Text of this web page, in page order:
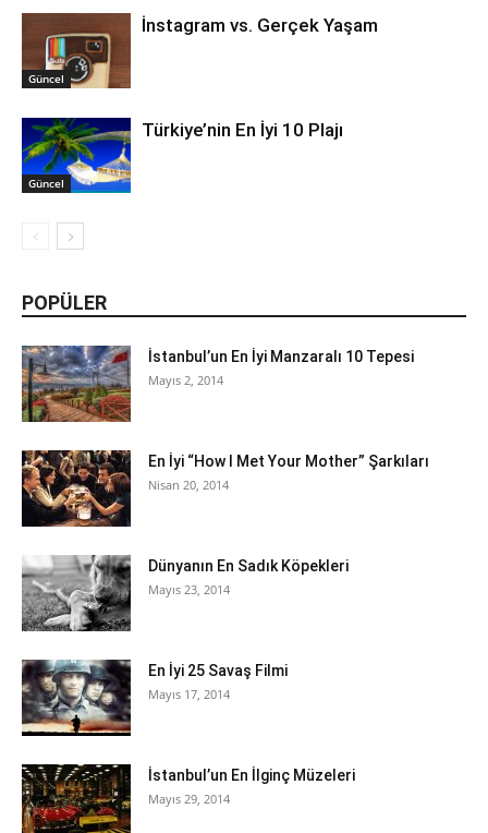
Güncel
İnstagram vs. Gerçek Yaşam
Güncel
Türkiye’nin En İyi 10 Plajı
POPÜLER
İstanbul’un En İyi Manzaralı 10 Tepesi
Mayıs 2, 2014
En İyi “How I Met Your Mother” Şarkıları
Nisan 20, 2014
Dünyanın En Sadık Köpekleri
Mayıs 23, 2014
En İyi 25 Savaş Filmi
Mayıs 17, 2014
İstanbul’un En İlginç Müzeleri
Mayıs 29, 2014